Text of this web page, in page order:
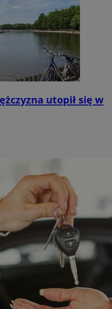
utopił się w